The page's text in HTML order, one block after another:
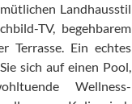
Landhausstil
TV, begehbarem
Terrasse. Ein echtes
sich auf einen Pool,
Wellness-